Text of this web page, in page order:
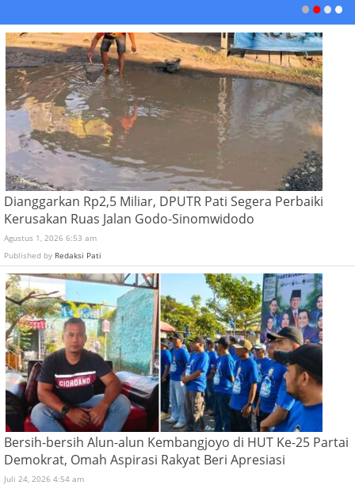
Dianggarkan Rp2,5 Miliar, DPUTR Pati Segera Perbaiki
Kerusakan Ruas Jalan Godo-Sinomwidodo
Agustus 1, 2026 6:53 am
Published by Redaksi Pati
Bersih-bersih Alun-alun Kembangjoyo di HUT Ke-25 Partai
Demokrat, Omah Aspirasi Rakyat Beri Apresiasi
Juli 24, 2026 4:54 am